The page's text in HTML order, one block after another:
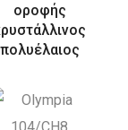
οροφής
πολυέλαιος